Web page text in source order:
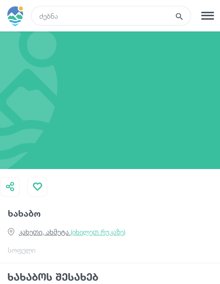
რეგისტრაცია
ტურები
სასტუმროები
ტრანსპორტი
რა ვნახოთ
გიდები
საქართველო
ხახაბო
სოფელი
კახეთი, ახმეტა (იხილეთ რუკაზე)
ხახაბოს შესახებ